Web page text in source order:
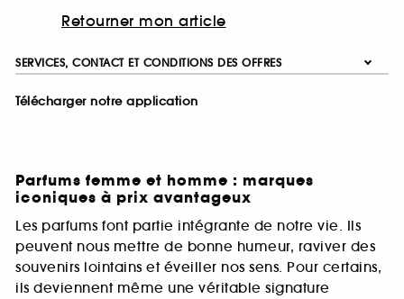
Retourner mon article
SERVICES, CONTACT ET CONDITIONS DES OFFRES
Télécharger notre application
Parfums femme et homme : marques
iconiques à prix avantageux
Les parfums font partie intégrante de notre vie. Ils
peuvent nous mettre de bonne humeur, raviver des
souvenirs lointains et éveiller nos sens. Pour certains,
ils deviennent même une véritable signature